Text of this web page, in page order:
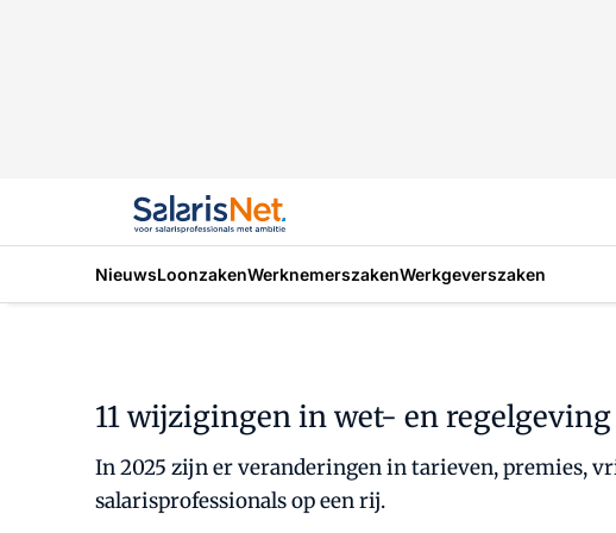
NieuwsLoonzakenWerknemerszakenWerkgeverszaken
11 wijzigingen in wet- en
In 2025 zijn er veranderingen in tarieven, premies,
salarisprofessionals op een rij.